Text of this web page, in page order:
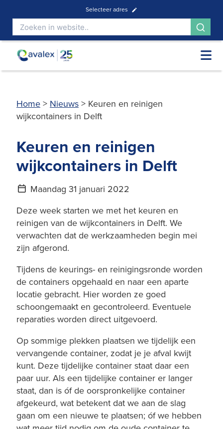
Selecteer adres
Home > Nieuws > Keuren en reinigen
wijkcontainers in Delft
Keuren en reinigen
wijkcontainers in Delft
Maandag 31 januari 2022
Deze week starten we met het keuren en
reinigen van de wijkcontainers in Delft. We
verwachten dat de werkzaamheden begin mei
zijn afgerond.
Tijdens de keurings- en reinigingsronde worden
de containers opgehaald en naar een aparte
locatie gebracht. Hier worden ze goed
schoongemaakt en gecontroleerd. Eventuele
reparaties worden direct uitgevoerd.
Op sommige plekken plaatsen we tijdelijk een
vervangende container, zodat je je afval kwijt
kunt. Deze tijdelijke container staat daar een
paar uur. Als een tijdelijke container er langer
staat, dan is óf de oorspronkelijke container
afgekeurd, wat betekent dat we aan de slag
gaan om een nieuwe te plaatsen; óf we hebben